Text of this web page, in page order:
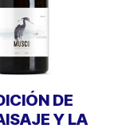
DE
Y LA